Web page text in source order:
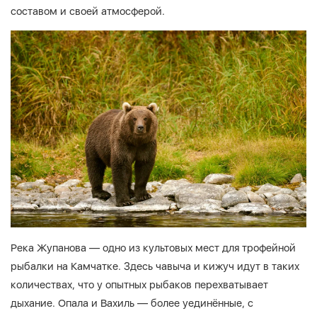
составом и своей атмосферой.
Река Жупанова — одно из культовых мест для трофейной
рыбалки на Камчатке. Здесь чавыча и кижуч идут в таких
количествах, что у опытных рыбаков перехватывает
дыхание. Опала и Вахиль — более уединённые, с